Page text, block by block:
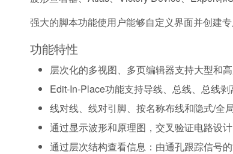
强大的脚本功能使用户能够自定义界面并创建
功能特性
层次化的多视图、多页编辑器支持大型和
Edit-In-Place功能支持导线、总线、总线
线对线、线对引脚、按名称布线和隐式/全
通过显示波形和原理图，交叉验证电路设
通过层次结构查看信息：由通孔跟踪信号